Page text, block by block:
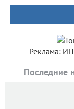
Реклама:
Последние